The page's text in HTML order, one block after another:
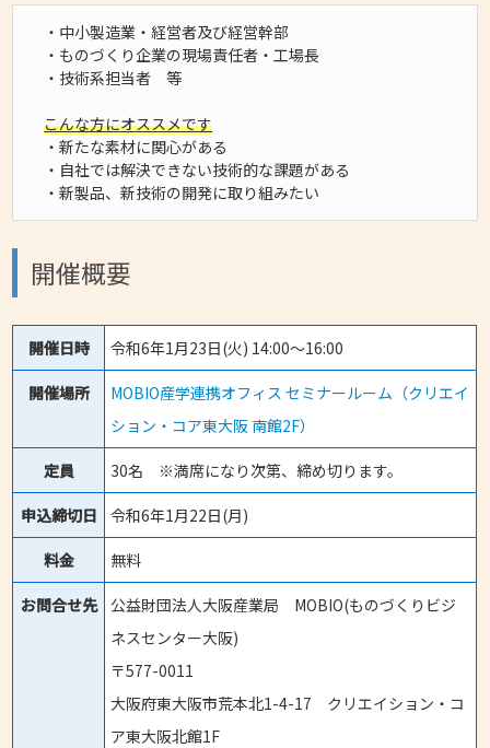
・中小製造業・経営者及び経営幹部
・ものづくり企業の現場責任者・工場長
・技術系担当者 等
こんな方にオススメです
・新たな素材に関心がある
・自社では解決できない技術的な課題がある
・新製品、新技術の開発に取り組みたい
開催概要
開催日時 令和6年1月23日(火) 14:00～16:00
開催場所
MOBIO産学連携オフィス セミナールーム（クリエイ
ション・コア東大阪 南館2F）
定員 30名 ※満席になり次第、締め切ります。
申込締切日 令和6年1月22日(月)
料金 無料
お問合せ先
公益財団法人大阪産業局 MOBIO(ものづくりビジ
ネスセンター大阪)
〒577-0011
大阪府東大阪市荒本北1-4-17 クリエイション・コ
ア東大阪北館1F